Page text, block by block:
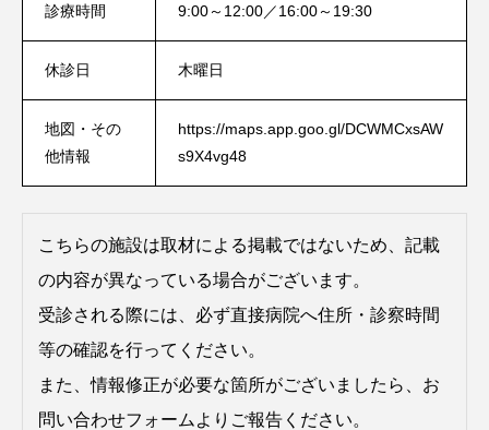
診療時間 9:00～12:00／16:00～19:30
休診日 木曜日
地図・その
他情報
https://maps.app.goo.gl/DCWMCxsAW
s9X4vg48
こちらの施設は取材による掲載ではないため、記載
の内容が異なっている場合がございます。
受診される際には、必ず直接病院へ住所・診察時間
等の確認を行ってください。
また、情報修正が必要な箇所がございましたら、お
問い合わせフォームよりご報告ください。